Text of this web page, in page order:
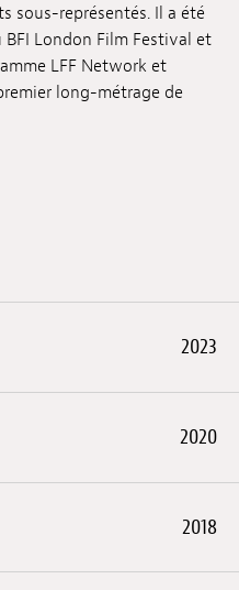
sous-représentés. Il a été
London Film Festival et
LFF Network et
long-métrage de
2023
2020
2018